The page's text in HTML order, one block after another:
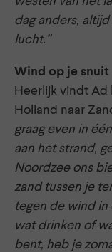
dag anders,
lucht.”
Wind op je snuit
Heerlijk vindt Ad
Holland naar
graag even in
aan het strand,
Noordzee ons
zand tussen je
tegen de wind in
wat drinken of
bent, heb je